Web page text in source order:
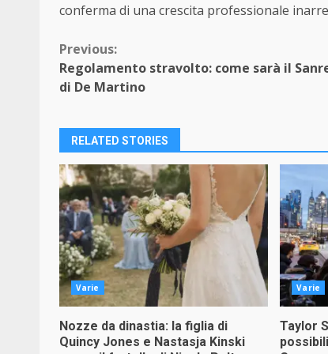
conferma di una crescita professionale
Continue
Reading
Previous:
Regolamento stravolto: come sarà il
di De Martino
RELATED STORIES
Varie
Nozze da dinastia: la figlia di
Quincy Jones e Nastasja Kinski
Varie
Taylor